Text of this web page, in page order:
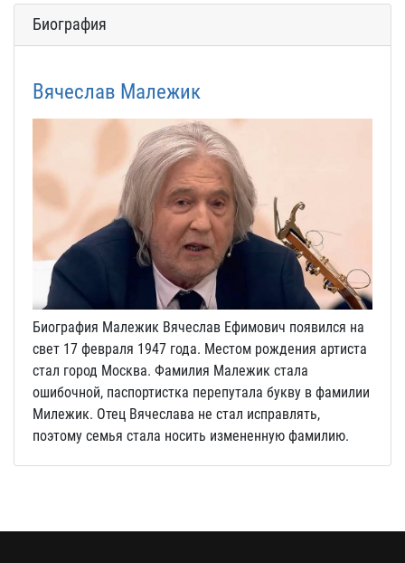
Биография
Вячеслав Малежик
Биография Малежик Вячеслав Ефимович появился на
свет 17 февраля 1947 года. Местом рождения артиста
стал город Москва. Фамилия Малежик стала
ошибочной, паспортистка перепутала букву в фамилии
Милежик. Отец Вячеслава не стал исправлять,
поэтому семья стала носить измененную фамилию.